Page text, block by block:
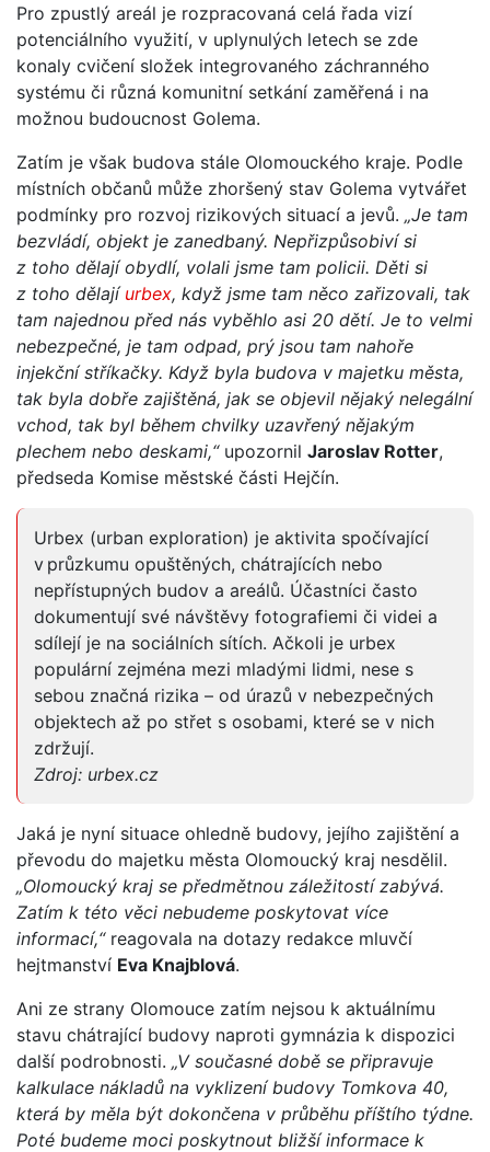
Pro zpustlý areál je rozpracovaná celá řada vizí
potenciálního využití, v uplynulých letech se zde
konaly cvičení složek integrovaného záchranného
systému či různá komunitní setkání zaměřená i na
možnou budoucnost Golema.
Zatím je však budova stále Olomouckého kraje. Podle
místních občanů může zhoršený stav Golema vytvářet
podmínky pro rozvoj rizikových situací a jevů. „Je tam
bezvládí, objekt je zanedbaný. Nepřizpůsobiví si
z toho dělají obydlí, volali jsme tam policii. Děti si
z toho dělají urbex, když jsme tam něco zařizovali, tak
tam najednou před nás vyběhlo asi 20 dětí. Je to velmi
nebezpečné, je tam odpad, prý jsou tam nahoře
injekční stříkačky. Když byla budova v majetku města,
tak byla dobře zajištěná, jak se objevil nějaký nelegální
vchod, tak byl během chvilky uzavřený nějakým
plechem nebo deskami,“upozornil Jaroslav Rotter,
předseda Komise městské části Hejčín.
Urbex (urban exploration) je aktivita spočívající
v průzkumu opuštěných, chátrajících nebo
nepřístupných budov a areálů. Účastníci často
dokumentují své návštěvy fotografiemi či videi a
sdílejí je na sociálních sítích. Ačkoli je urbex
populární zejména mezi mladými lidmi, nese s
sebou značná rizika – od úrazů v nebezpečných
objektech až po střet s osobami, které se v nich
zdržují.
Zdroj: urbex.cz
Jaká je nyní situace ohledně budovy, jejího zajištění a
převodu do majetku města Olomoucký kraj nesdělil.
„Olomoucký kraj se předmětnou záležitostí zabývá.
Zatím k této věci nebudeme poskytovat více
informací,“ reagovala na dotazy redakce mluvčí
hejtmanství Eva Knajblová.
Ani ze strany Olomouce zatím nejsou k aktuálnímu
stavu chátrající budovy naproti gymnázia k dispozici
další podrobnosti. „V současné době se připravuje
kalkulace nákladů na vyklizení budovy Tomkova 40,
která by měla být dokončena v průběhu příštího týdne.
Poté budeme moci poskytnout bližší informace k